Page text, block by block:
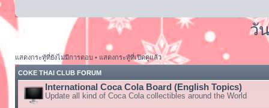
วั
แสดงกระทู้ที่ยังไม่มีการตอบ• แสดงกระทู้ที่เปิดดูแล้ว
COKE THAI CLUB FORUM
International Coca Cola Board (English Topics)
Update all kind of Coca Cola collectibles around the World